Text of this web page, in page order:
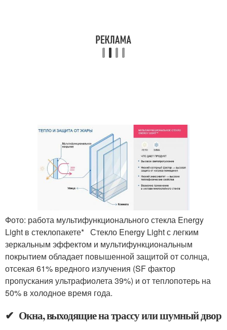
Фото: работа мультифункционального стекла Energy
Light в стеклопакете* Стекло Energy Light с легким
зеркальным эффектом и мультифункциональным
покрытием обладает повышенной защитой от солнца,
отсекая 61% вредного излучения (SF фактор
пропускания ультрафиолета 39%) и от теплопотерь на
50% в холодное время года.
✔ Окна, выходящие на трассу или шумный двор